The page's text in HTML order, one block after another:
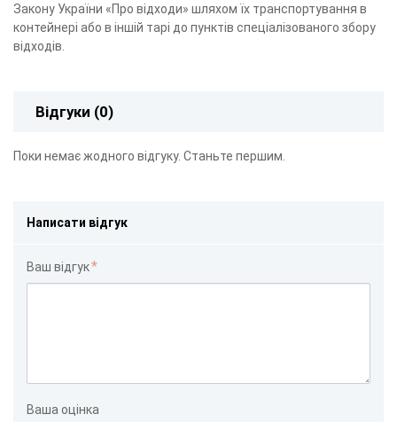
Закону України «Про відходи» шляхом їх транспортування в
контейнері або в іншій тарі до пунктів спеціалізованого збору
відходів.
Відгуки (0)
Поки немає жодного відгуку. Станьте першим.
Написати відгук
Ваш відгук
Ваша оцінка